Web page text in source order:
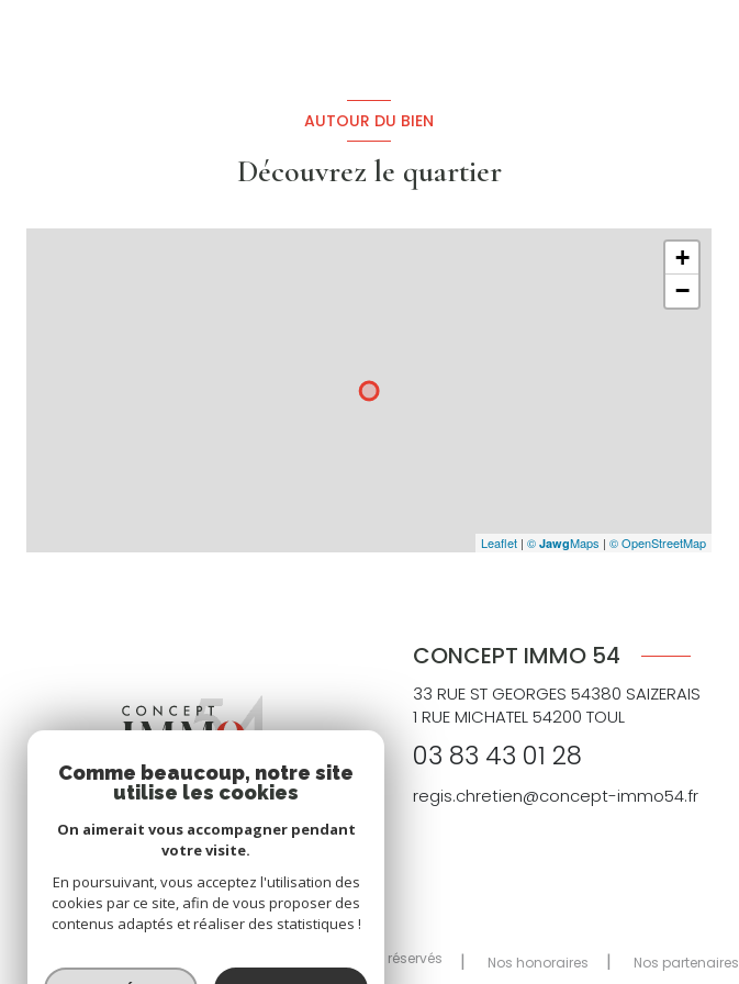
AUTOUR DU BIEN
Découvrez le quartier
+
−
Leaflet | © JawgMaps | © OpenStreetMap
CONCEPT IMMO 54
33 RUE ST GEORGES 54380 SAIZERAIS
1 RUE MICHATEL 54200 TOUL
03 83 43 01 28
regis.chretien@concept-immo54.fr
© 2026 | Tous droits réservés Nos honoraires Nos partenaires
Comme beaucoup, notre site
utilise les cookies
On aimerait vous accompagner pendant
votre visite.
En poursuivant, vous acceptez l'utilisation des
cookies par ce site, afin de vous proposer des
contenus adaptés et réaliser des statistiques !